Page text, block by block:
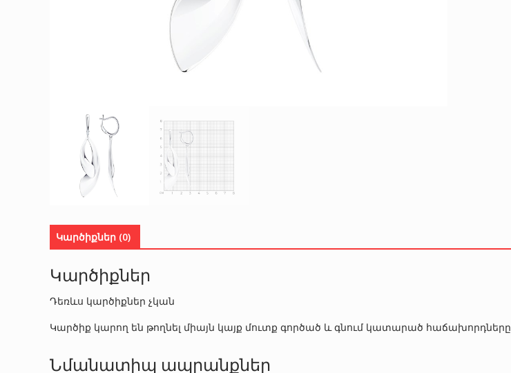
Կարծիքներ (0)
Կարծիքներ
Դեռևս կարծիքներ չկան
Կարծիք կարող են թողնել միայն կայք մուտք գործած և գնում կատարած հաճախորդները
Նմանատիպ ապրանքներ